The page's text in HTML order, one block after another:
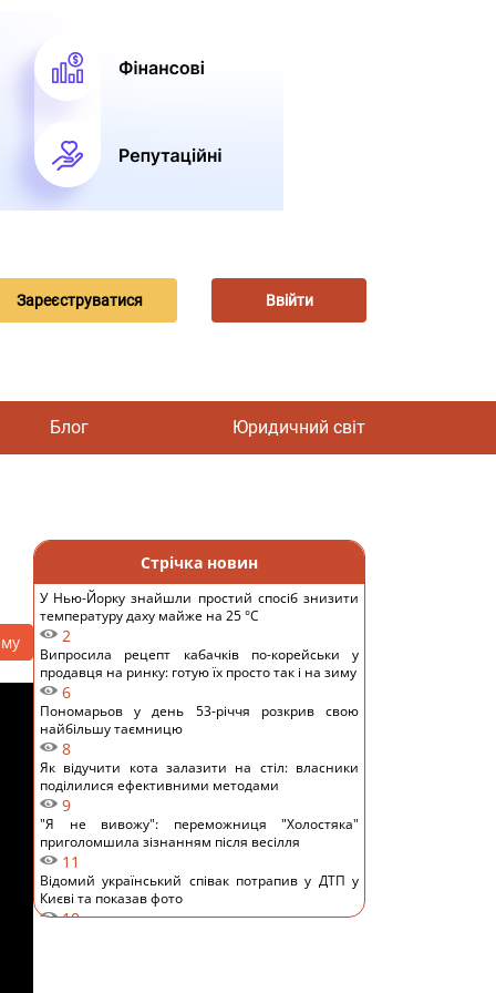
Зареєструватися Ввійти
Блог Юридичний світ
Стрічка новин
У Нью-Йорку знайшли простий спосіб знизити
температуру даху майже на 25 °C
2
Випросила рецепт кабачків по-корейськи у
продавця на ринку: готую їх просто так і на зиму
6
Пономарьов у день 53-річчя розкрив свою
найбільшу таємницю
8
Як відучити кота залазити на стіл: власники
поділилися ефективними методами
9
"Я не вивожу": переможниця "Холостяка"
приголомшила зізнанням після весілля
11
Відомий український співак потрапив у ДТП у
Києві та показав фото
10